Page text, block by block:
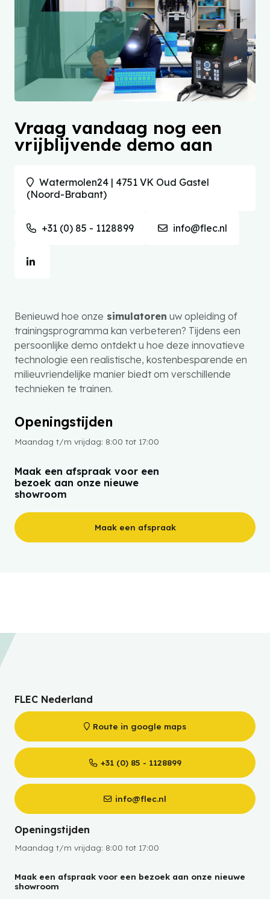
Vraag vandaag nog een
vrijblijvende demo aan
Watermolen24 | 4751 VK Oud Gastel
(Noord-Brabant)
+31 (0) 85 - 1128899 info@flec.nl
Benieuwd hoe onze simulatoren uw opleiding of
trainingsprogramma kan verbeteren? Tijdens een
persoonlijke demo ontdekt u hoe deze innovatieve
technologie een realistische, kostenbesparende en
milieuvriendelijke manier biedt om verschillende
technieken te trainen.
Openingstijden
Maandag t/m vrijdag: 8:00 tot 17:00
Maak een afspraak voor een
bezoek aan onze nieuwe
showroom
Maak een afspraak
FLEC Nederland
Route in google maps
+31 (0) 85 - 1128899
info@flec.nl
Openingstijden
Maandag t/m vrijdag: 8:00 tot 17:00
Maak een afspraak voor een bezoek aan onze nieuwe
showroom